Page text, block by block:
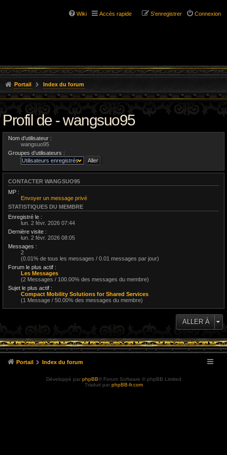
Wiki Accès rapide Connexion
S’enregistrer
Portail Index du forum
Profil de - wangsuo95
Nom d’utilisateur :
wangsuo95
Groupes d’utilisateurs :
CONTACTER WANGSUO95
MP :
Envoyer un message privé
STATISTIQUES DU MEMBRE
Enregistré le :
lun. 2 févr. 2026 07:44
Dernière visite :
lun. 2 févr. 2026 08:05
Messages :
2
(0.01% de tous les messages / 0.01 messages par jour)
Forum le plus actif :
Les Messages
(2 Messages / 100.00% des messages du membre)
Sujet le plus actif :
Compact Mobility Solutions for Shared Services
(1 Message / 50.00% des messages du membre)
ALLER À
Portail Index du forum
Développé par phpBB® Forum Software © phpBB Limited
Traduit par phpBB-fr.com